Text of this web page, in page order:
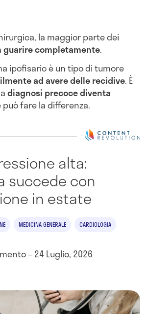
la maggior parte dei
guarire completamente.
ipofisario è un tipo di tumore
ad avere delle recidive. È
diagnosi precoce diventa
può fare la differenza.
alta:
succede con
in estate
MEDICINA GENERALE CARDIOLOGIA
– 24 Luglio, 2026